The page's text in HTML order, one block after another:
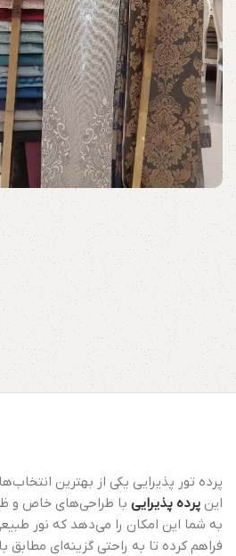
پرده تور پذیرایی یکی از بهترین
این پرده پذیرایی با طراحی‌های خاص و
به شما این امکان را می‌دهد که نور
فراهم کرده تا به راحتی گزینه‌ای مطابق